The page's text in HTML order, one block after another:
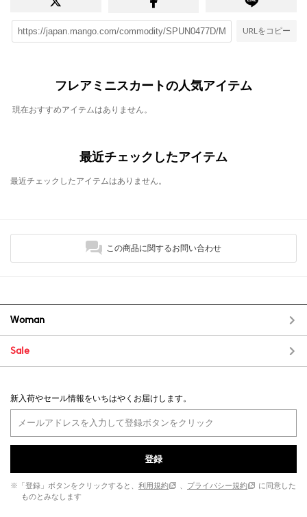
URLをコピー
フレアミニスカートの人気アイテム
現在おすすめアイテムはありません。
最近チェックしたアイテム
最近チェックしたアイテムはありません。
この商品に関するお問い合わせ
Woman
Sale
新入荷やセール情報をいちはやくお届けします。
登録
※「登録」ボタンをクリックすると、 利用規約 、 プライバシー規約
に同意した
ものとみなします